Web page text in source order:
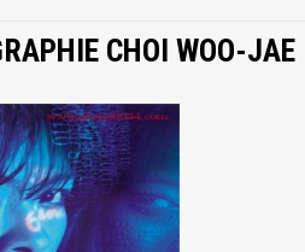
CHOI WOO-JAE